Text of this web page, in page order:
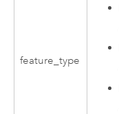
feature_type